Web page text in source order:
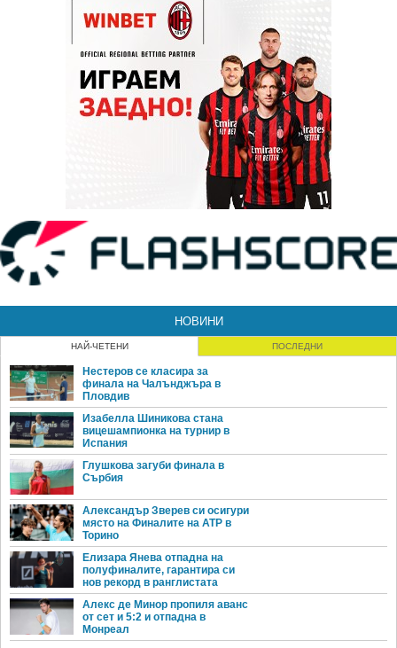
НОВИНИ
НАЙ-ЧЕТЕНИ ПОСЛЕДНИ
Нестеров се класира за
финала на Чалънджъра в
Пловдив
Изабелла Шиникова стана
вицешампионка на турнир в
Испания
Глушкова загуби финала в
Сърбия
Александър Зверев си осигури
място на Финалите на ATP в
Торино
Елизара Янева отпадна на
полуфиналите, гарантира си
нов рекорд в ранглистата
Алекс де Минор пропиля аванс
от сет и 5:2 и отпадна в
Монреал